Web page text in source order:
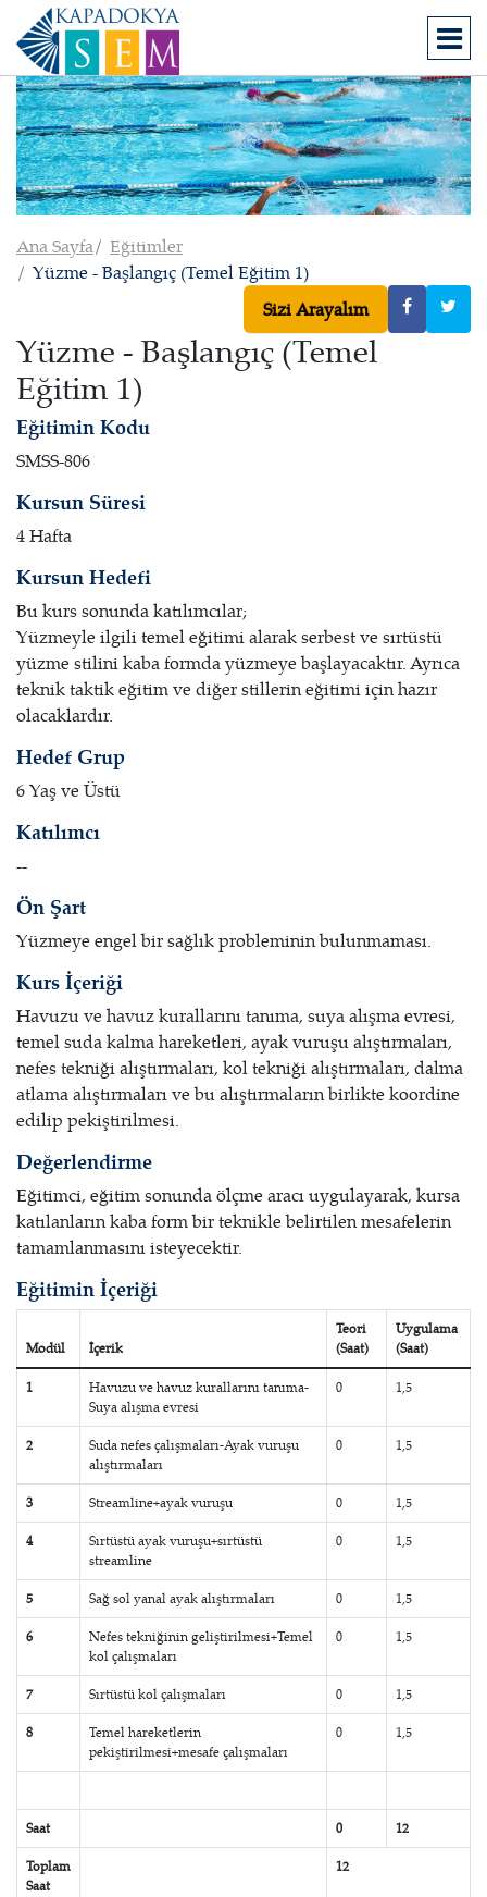
Ana Sayfa
Eğitimler
Yüzme - Başlangıç (Temel Eğitim 1)
Sizi Arayalım
Yüzme - Başlangıç (Temel
Eğitim 1)
Eğitimin Kodu
SMSS-806
Kursun Süresi
4 Hafta
Kursun Hedefi
Bu kurs sonunda katılımcılar;
Yüzmeyle ilgili temel eğitimi alarak serbest ve sırtüstü
yüzme stilini kaba formda yüzmeye başlayacaktır. Ayrıca
teknik taktik eğitim ve diğer stillerin eğitimi için hazır
olacaklardır.
Hedef Grup
6 Yaş ve Üstü
Katılımcı
--
Ön Şart
Yüzmeye engel bir sağlık probleminin bulunmaması.
Kurs İçeriği
Havuzu ve havuz kurallarını tanıma, suya alışma evresi,
temel suda kalma hareketleri, ayak vuruşu alıştırmaları,
nefes tekniği alıştırmaları, kol tekniği alıştırmaları, dalma
atlama alıştırmaları ve bu alıştırmaların birlikte koordine
edilip pekiştirilmesi.
Değerlendirme
Eğitimci, eğitim sonunda ölçme aracı uygulayarak, kursa
katılanların kaba form bir teknikle belirtilen mesafelerin
tamamlanmasını isteyecektir.
Eğitimin İçeriği
Modül İçerik
Teori
(Saat)
Uygulama
(Saat)
1
Havuzu ve havuz kurallarını tanıma-
Suya alışma evresi
0 1,5
2
Suda nefes çalışmaları-Ayak vuruşu
alıştırmaları
0 1,5
3 Streamline+ayak vuruşu 0 1,5
4
Sırtüstü ayak vuruşu+sırtüstü
streamline
0 1,5
5 Sağ sol yanal ayak alıştırmaları 0 1,5
6
Nefes tekniğinin geliştirilmesi+Temel
kol çalışmaları
0 1,5
7 Sırtüstü kol çalışmaları 0 1,5
8
Temel hareketlerin
pekiştirilmesi+mesafe çalışmaları
0 1,5
Saat 0 12
Toplam
Saat
12